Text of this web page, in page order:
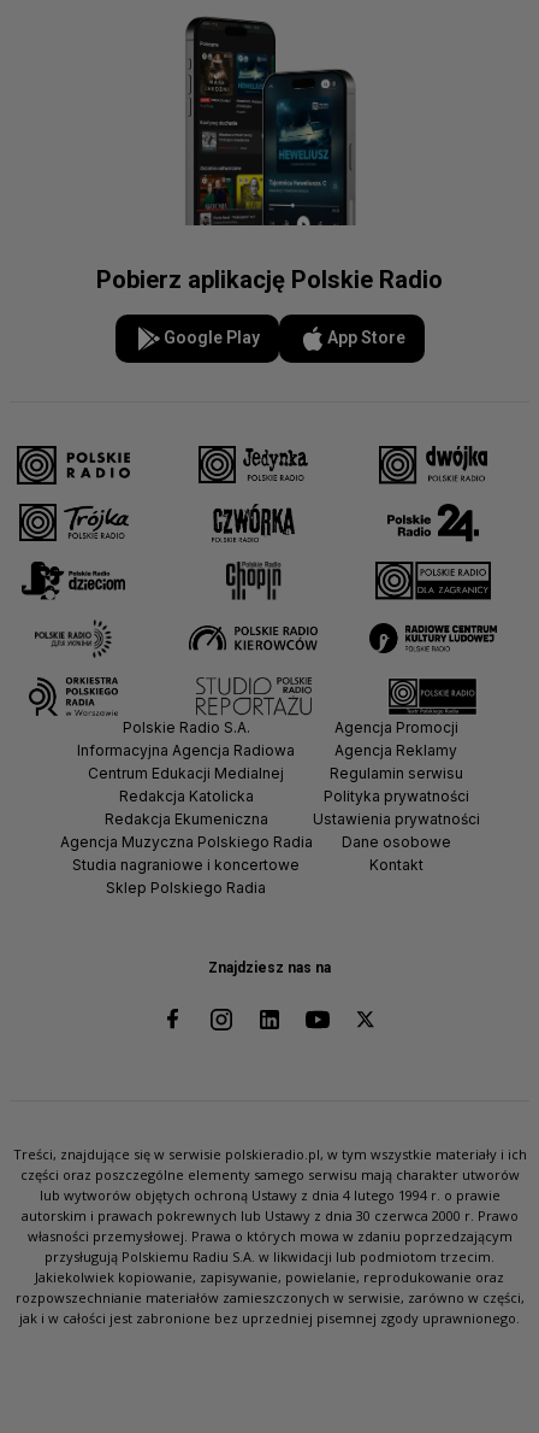
Pobierz aplikację Polskie Radio
Google Play App Store
Znajdziesz nas na
Polskie Radio S.A.
Informacyjna Agencja Radiowa
Centrum Edukacji Medialnej
Redakcja Katolicka
Redakcja Ekumeniczna
Agencja Muzyczna Polskiego Radia
Studia nagraniowe i koncertowe
Sklep Polskiego Radia
Agencja Promocji
Agencja Reklamy
Regulamin serwisu
Polityka prywatności
Ustawienia prywatności
Dane osobowe
Kontakt
Treści, znajdujące się w serwisie polskieradio.pl, w tym wszystkie materiały i ich
części oraz poszczególne elementy samego serwisu mają charakter utworów
lub wytworów objętych ochroną Ustawy z dnia 4 lutego 1994 r. o prawie
autorskim i prawach pokrewnych lub Ustawy z dnia 30 czerwca 2000 r. Prawo
własności przemysłowej. Prawa o których mowa w zdaniu poprzedzającym
przysługują Polskiemu Radiu S.A. w likwidacji lub podmiotom trzecim.
Jakiekolwiek kopiowanie, zapisywanie, powielanie, reprodukowanie oraz
rozpowszechnianie materiałów zamieszczonych w serwisie, zarówno w części,
jak i w całości jest zabronione bez uprzedniej pisemnej zgody uprawnionego.